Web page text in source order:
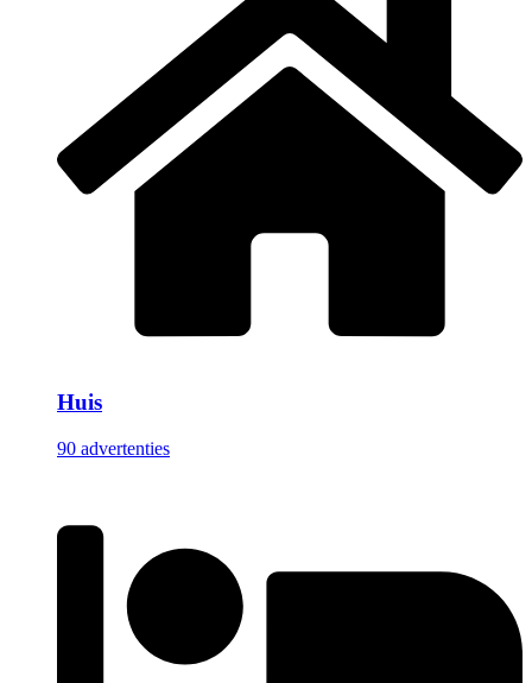
Huis
90 advertenties